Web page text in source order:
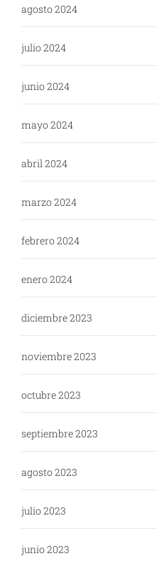
agosto 2024
julio 2024
junio 2024
mayo 2024
abril 2024
marzo 2024
febrero 2024
enero 2024
diciembre 2023
noviembre 2023
octubre 2023
septiembre 2023
agosto 2023
julio 2023
junio 2023